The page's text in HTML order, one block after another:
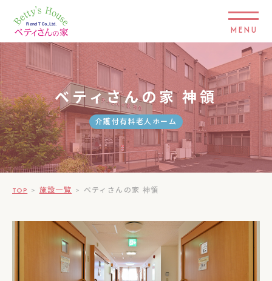
MENU
ベティさんの家 神領
介護付有料老人ホーム
TOP > 施設一覧 > ベティさんの家 神領